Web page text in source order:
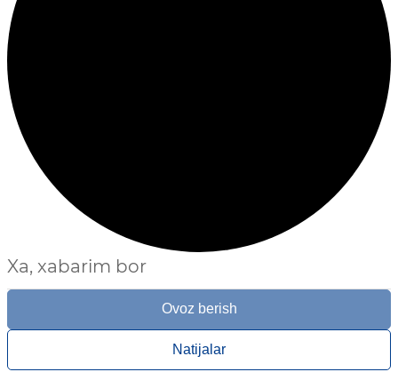
Xa, xabarim bor
Ovoz berish
Natijalar